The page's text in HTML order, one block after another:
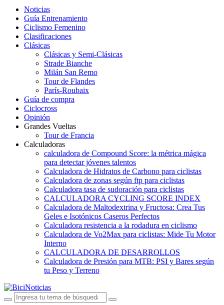
Noticias
Guía Entrenamiento
Ciclismo Femenino
Clasificaciones
Clásicas
Clásicas y Semi-Clásicas
Strade Bianche
Milán San Remo
Tour de Flandes
París-Roubaix
Guía de compra
Ciclocross
Opinión
Grandes Vueltas
Tour de Francia
Calculadoras
calculadora de Compound Score: la métrica mágica
para detectar jóvenes talentos
Calculadora de Hidratos de Carbono para ciclistas
Calculadora de zonas según ftp para ciclistas
Calculadora tasa de sudoración para ciclistas
CALCULADORA CYCLING SCORE INDEX
Calculadora de Maltodextrina y Fructosa: Crea Tus
Geles e Isotónicos Caseros Perfectos
Calculadora resistencia a la rodadura en ciclismo
Calculadora de Vo2Max para ciclistas: Mide Tu Motor
Interno
CALCULADORA DE DESARROLLOS
Calculadora de Presión para MTB: PSI y Bares según
tu Peso y Terreno